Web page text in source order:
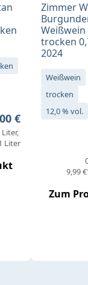
Preis:
€
Liter
Liter
Zimmer
Weißwein
trocken
2024
Weißwein
trocken
12,0 % vol.
9,99
Zum